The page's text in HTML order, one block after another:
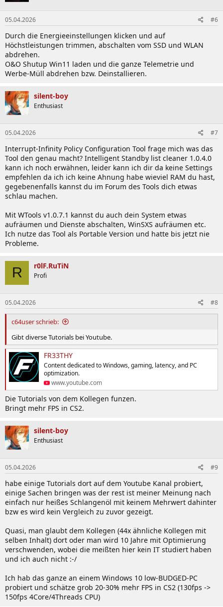
05.04.2026 #6
Durch die Energieeinstellungen klicken und auf
Höchstleistungen trimmen, abschalten vom SSD und WLAN
abdrehen.
O&O Shutup Win11 laden und die ganze Telemetrie und
Werbe-Müll abdrehen bzw. Deinstallieren.
silent-boy
Enthusiast
05.04.2026 #7
Interrupt-Infinity Policy Configuration Tool frage mich was das
Tool den genau macht? Intelligent Standby list cleaner 1.0.4.0
kann ich noch erwähnen, leider kann ich dir da keine Settings
empfehlen da ich ich keine Ahnung habe wieviel RAM du hast,
gegebenenfalls kannst du im Forum des Tools dich etwas
schlau machen.
Mit WTools v1.0.7.1 kannst du auch dein System etwas
aufräumen und Dienste abschalten, WinSXS aufräumen etc.
Ich nutze das Tool als Portable Version und hatte bis jetzt nie
Probleme.
R r0lF.RuTiN
Profi
05.04.2026 #8
c64user schrieb:
Gibt diverse Tutorials bei Youtube.
FR33THY
Content dedicated to Windows, gaming, latency, and PC
optimization.
www.youtube.com
Die Tutorials von dem Kollegen funzen.
Bringt mehr FPS in CS2.
silent-boy
Enthusiast
05.04.2026 #9
habe einige Tutorials dort auf dem Youtube Kanal probiert,
einige Sachen bringen was der rest ist meiner Meinung nach
einfach nur heißes Schlangenöl mit keinem Mehrwert dahinter
bzw es wird kein Vergleich zu zuvor gezeigt.
Quasi, man glaubt dem Kollegen (44x ähnliche Kollegen mit
selben Inhalt) dort oder man wird 10 Jahre mit Optimierung
verschwenden, wobei die meißten hier kein IT studiert haben
und ich auch nicht :-/
Ich hab das ganze an einem Windows 10 low-BUDGED-PC
probiert und schätze grob 20-30% mehr FPS in CS2 (130fps ->
150fps 4Core/4Threads CPU)